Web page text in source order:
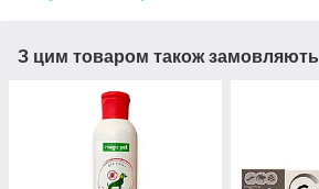
З цим товаром також замовляють